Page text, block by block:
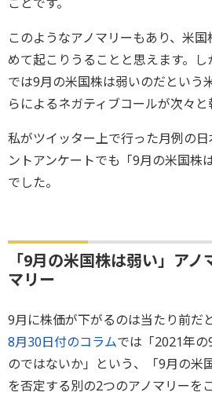
このようなアノマリーもあり、米
めて起こりうることと思えます。
では9月の米国株は弱いのだという
らによるネガティブコールが次々と
私がツイッター上で行った月例の
ントアンケートでも「9月の米国株
でした。
「9月の米国株は弱い」アノ
マリー
9月に株価が下がるのは当たり前だ
8月30日付のコラムでは「2021年
のではないか」という、「9月の米
を否定する別の2つのアノマリーを